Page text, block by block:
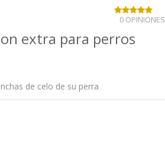
extra para perros
0 OPINIONES
de celo de su perra